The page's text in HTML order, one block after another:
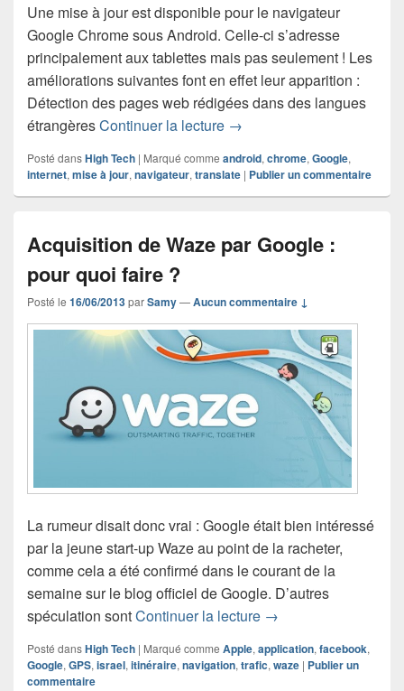
Une mise à jour est disponible pour le navigateur
Google Chrome sous Android. Celle-ci s’adresse
principalement aux tablettes mais pas seulement ! Les
améliorations suivantes font en effet leur apparition :
Détection des pages web rédigées dans des langues
étrangèresContinuer la lecture Google Chrome se met à
→
Posté dansHigh Tech | Marqué comme android, chrome, Google,
internet, mise à jour, navigateur, translate | Publier un commentaire
Acquisition de Waze par Google :
pour quoi faire ?
Posté le 16/06/2013parSamy—Aucun commentaire ↓
La rumeur disait donc vrai : Google était bien intéressé
par la jeune start-up Waze au point de la racheter,
comme cela a été confirmé dans le courant de la
semaine sur le blog officiel de Google. D’autres
spéculation sontContinuer la lecture Acquisition de Waze
→
Posté dansHigh Tech | Marqué comme Apple, application, facebook,
Google, GPS, israel, itinéraire, navigation, trafic, waze | Publier un
commentaire